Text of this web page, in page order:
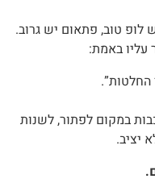
טוב, פתאום יש גרוב.
באמת:
במקום לפתור, לשנות
יציב.